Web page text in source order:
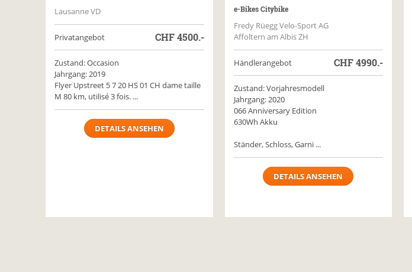
Lausanne VD
Privatangebot CHF4500.-
Zustand: Occasion
Jahrgang: 2019
Flyer Upstreet 5 7 20 HS 01 CH dame taille
M 80 km, utilisé 3 fois. ...
DETAILS ANSEHEN
e-Bikes Citybike
Fredy Rüegg Velo-Sport AG
Affoltern am Albis ZH
Händlerangebot CHF4990.-
Zustand: Vorjahresmodell
Jahrgang: 2020
066 Anniversary Edition
630Wh Akku
Ständer, Schloss, Garni ...
DETAILS ANSEHEN